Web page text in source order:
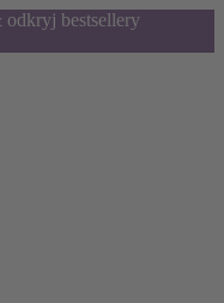
odkryj bestsellery